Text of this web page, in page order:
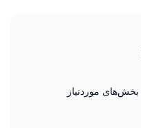
بخش‌های موردنیاز